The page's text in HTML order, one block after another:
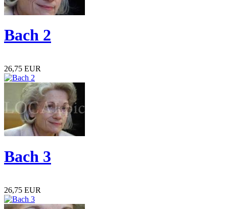
Bach 2
26,75 EUR
Bach 3
26,75 EUR